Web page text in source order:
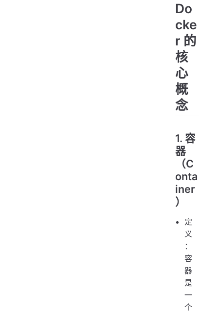
Do
cke
r 的
核
心
概
念
1. 容
器
（C
onta
iner
）
定
义
：
容
器
是
一
个